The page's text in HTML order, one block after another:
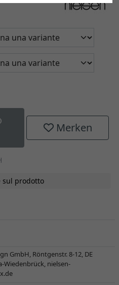
Merken
sul prodotto
GmbH, Röntgenstr. 8-12, DE
Wiedenbrück, nielsen-